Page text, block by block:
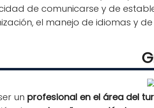
de comunicarse y de
el manejo de idiomas y
un profesional en el área del